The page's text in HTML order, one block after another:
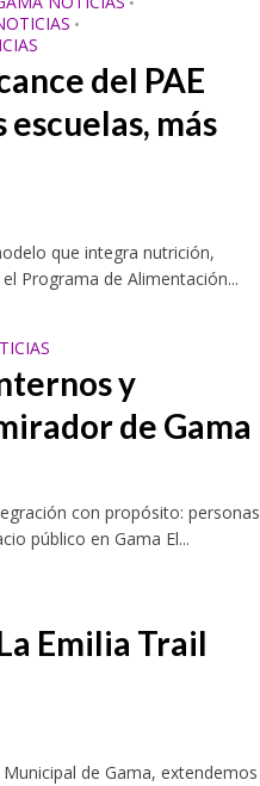
•
del PAE
más
que integra nutrición,
Programa de Alimentación...
y
de Gama
con propósito: personas
público en Gama El...
Emilia Trail
de Gama, extendemos